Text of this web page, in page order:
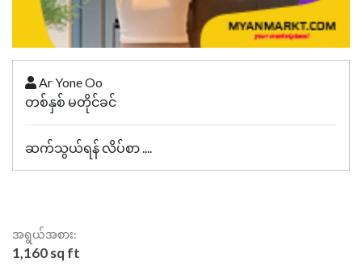
Ar Yone Oo
တစ်နှစ် မတိုင်ခင်
ဆက်သွယ်ရန် လိပ်စာ ....
အရွယ်အစား:
1,160 sq ft